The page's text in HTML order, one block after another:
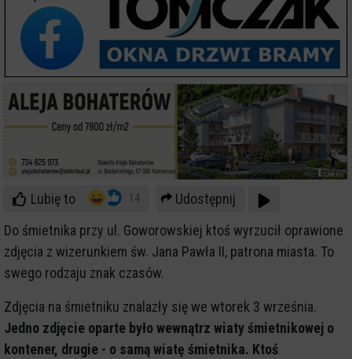
Lubię to 14
Udostępnij
Do śmietnika przy ul. Goworowskiej ktoś wyrzucił oprawione
zdjęcia z wizerunkiem św. Jana Pawła II, patrona miasta. To
swego rodzaju znak czasów.
Zdjęcia na śmietniku znalazły się we wtorek 3 września.
Jedno zdjęcie oparte było wewnątrz wiaty śmietnikowej o
kontener, drugie - o samą wiatę śmietnika. Ktoś